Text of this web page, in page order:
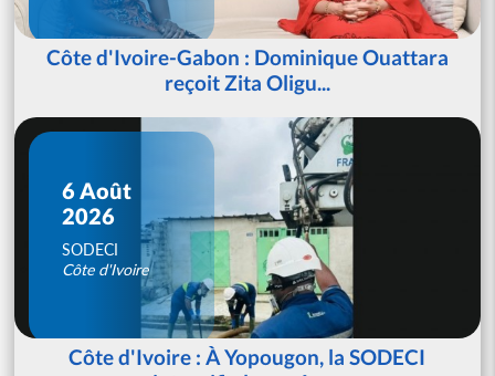
Côte d'Ivoire-Gabon : Dominique Ouattara
reçoit Zita Oligu...
6 Août
2026
SODECI
Côte d'Ivoire
Côte d'Ivoire : À Yopougon, la SODECI